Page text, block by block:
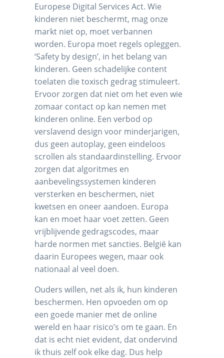
Europese Digital Services Act. Wie
kinderen niet beschermt, mag onze
markt niet op, moet verbannen
worden. Europa moet regels opleggen.
‘Safety by design’, in het belang van
kinderen. Geen schadelijke content
toelaten die toxisch gedrag stimuleert.
Ervoor zorgen dat niet om het even wie
zomaar contact op kan nemen met
kinderen online. Een verbod op
verslavend design voor minderjarigen,
dus geen autoplay, geen eindeloos
scrollen als standaardinstelling. Ervoor
zorgen dat algoritmes en
aanbevelingssystemen kinderen
versterken en beschermen, niet
kwetsen en oneer aandoen. Europa
kan en moet haar voet zetten. Geen
vrijblijvende gedragscodes, maar
harde normen met sancties. België kan
daarin Europees wegen, maar ook
nationaal al veel doen.
Ouders willen, net als ik, hun kinderen
beschermen. Hen opvoeden om op
een goede manier met de online
wereld en haar risico’s om te gaan. En
dat is echt niet evident, dat ondervind
ik thuis zelf ook elke dag. Dus help